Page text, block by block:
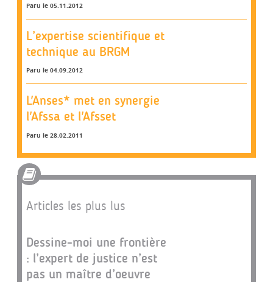
Paru le 05.11.2012
L’expertise scientifique et
technique au BRGM
Paru le 04.09.2012
L'Anses* met en synergie
l'Afssa et l'Afsset
Paru le 28.02.2011
Articles les plus lus
Dessine-moi une frontière
: l’expert de justice n’est
pas un maître d’oeuvre